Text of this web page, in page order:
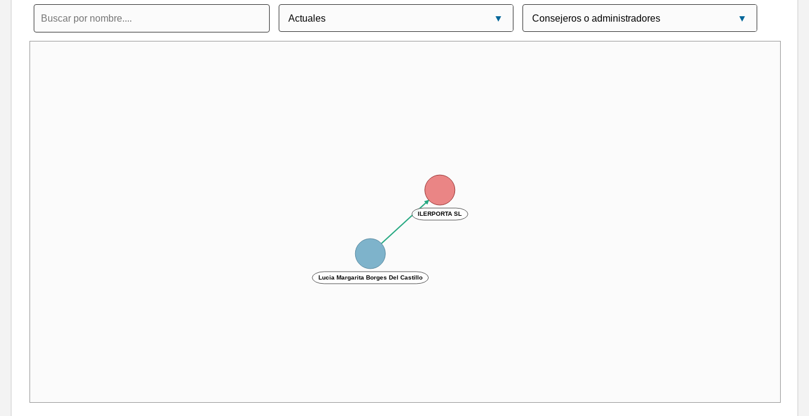
ILERPORTA SL
Lucia Margarita Borges Del Castillo